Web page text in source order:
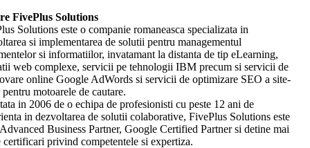
FivePlus Solutions
Solutions este o companie romaneasca specializata in
si implementarea de solutii pentru managementul
si informatiilor, invatamant la distanta de tip eLearning,
web complexe, servicii pe tehnologii IBM precum si servicii de
online Google AdWords si servicii de optimizare SEO a site-
motoarele de cautare.
in 2006 de o echipa de profesionisti cu peste 12 ani de
in dezvoltarea de solutii colaborative, FivePlus Solutions este
Business Partner, Google Certified Partner si detine mai
certificari privind competentele si expertiza.